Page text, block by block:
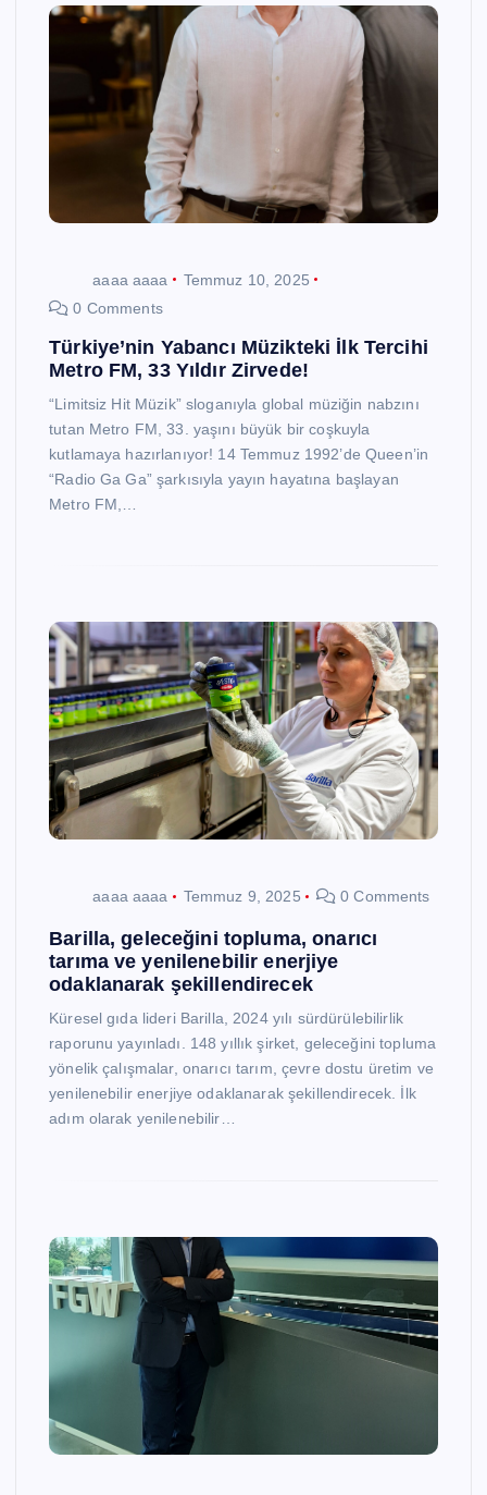
aaaa aaaa
Temmuz 10, 2025
0 Comments
Türkiye’nin Yabancı Müzikteki İlk Tercihi
Metro FM, 33 Yıldır Zirvede!
“Limitsiz Hit Müzik” sloganıyla global müziğin nabzını
tutan Metro FM, 33. yaşını büyük bir coşkuyla
kutlamaya hazırlanıyor! 14 Temmuz 1992’de Queen’in
“Radio Ga Ga” şarkısıyla yayın hayatına başlayan
Metro FM,…
aaaa aaaa Temmuz 9, 2025 0 Comments
Barilla, geleceğini topluma, onarıcı
tarıma ve yenilenebilir enerjiye
odaklanarak şekillendirecek
Küresel gıda lideri Barilla, 2024 yılı sürdürülebilirlik
raporunu yayınladı. 148 yıllık şirket, geleceğini topluma
yönelik çalışmalar, onarıcı tarım, çevre dostu üretim ve
yenilenebilir enerjiye odaklanarak şekillendirecek. İlk
adım olarak yenilenebilir…